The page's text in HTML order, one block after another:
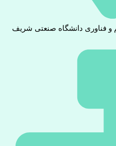
و فناوری دانشگاه صنعتی شریف